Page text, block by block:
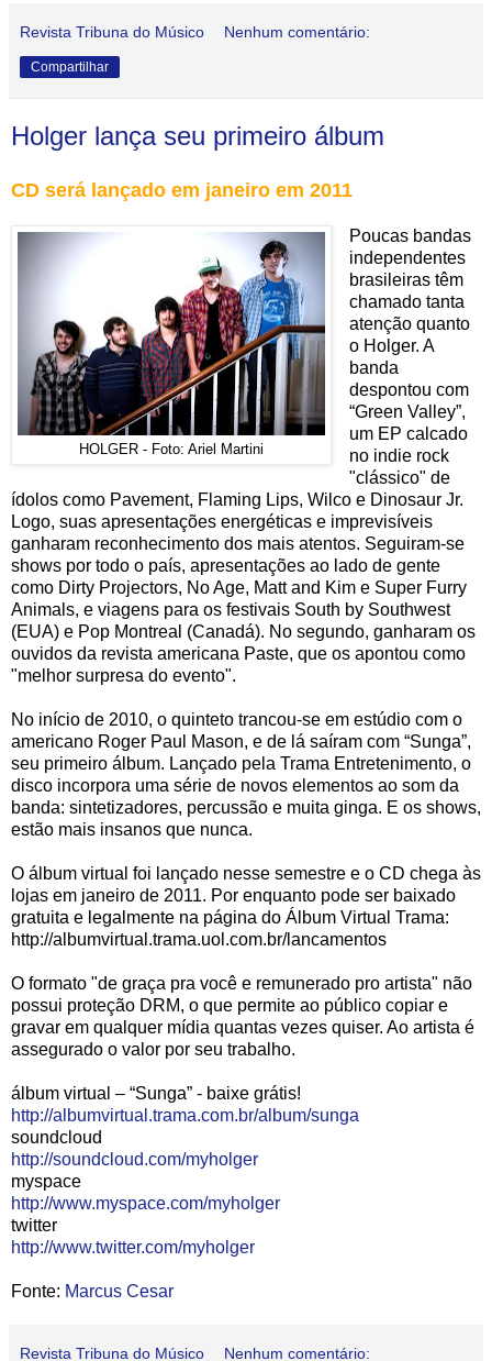
Revista Tribuna do Músico Nenhum comentário:
Compartilhar
Holger lança seu primeiro álbum
CD será lançado em janeiro em 2011
HOLGER - Foto: Ariel Martini
Poucas bandas
independentes
brasileiras têm
chamado tanta
atenção quanto
o Holger. A
banda
despontou com
“Green Valley”,
um EP calcado
no indie rock
"clássico" de
ídolos como Pavement, Flaming Lips, Wilco e Dinosaur Jr.
Logo, suas apresentações energéticas e imprevisíveis
ganharam reconhecimento dos mais atentos. Seguiram-se
shows por todo o país, apresentações ao lado de gente
como Dirty Projectors, No Age, Matt and Kim e Super Furry
Animals, e viagens para os festivais South by Southwest
(EUA) e Pop Montreal (Canadá). No segundo, ganharam os
ouvidos da revista americana Paste, que os apontou como
"melhor surpresa do evento".
No início de 2010, o quinteto trancou-se em estúdio com o
americano Roger Paul Mason, e de lá saíram com “Sunga”,
seu primeiro álbum. Lançado pela Trama Entretenimento, o
disco incorpora uma série de novos elementos ao som da
banda: sintetizadores, percussão e muita ginga. E os shows,
estão mais insanos que nunca.
O álbum virtual foi lançado nesse semestre e o CD chega às
lojas em janeiro de 2011. Por enquanto pode ser baixado
gratuita e legalmente na página do Álbum Virtual Trama:
http://albumvirtual.trama.uol.com.br/lancamentos
O formato "de graça pra você e remunerado pro artista" não
possui proteção DRM, o que permite ao público copiar e
gravar em qualquer mídia quantas vezes quiser. Ao artista é
assegurado o valor por seu trabalho.
álbum virtual – “Sunga” - baixe grátis!
http://albumvirtual.trama.com.br/album/sunga
soundcloud
http://soundcloud.com/myholger
myspace
http://www.myspace.com/myholger
twitter
http://www.twitter.com/myholger
Fonte: Marcus Cesar
Revista Tribuna do Músico Nenhum comentário: